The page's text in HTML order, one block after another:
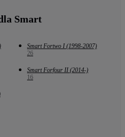
Smart
Smart Fortwo I (1998-2007)
26
Smart Forfour II (2014-)
16